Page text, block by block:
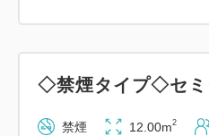
ホテル敷地内駐車場が満車
◇禁煙タイプ◇セミ
禁煙 12.00m2